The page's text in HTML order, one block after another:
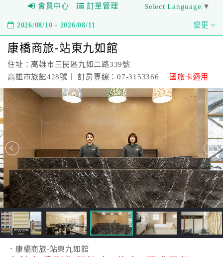
會員中心 訂單管理 Select Language ▼
2026/08/10 - 2026/08/11 變更
康橋商旅-站東九如館
住址：高雄市三民區九如二路339號
高雄市旅館428號｜ 訂房專線：07-3153366 ｜
國旅卡適用
．康橋商旅-站東九如館